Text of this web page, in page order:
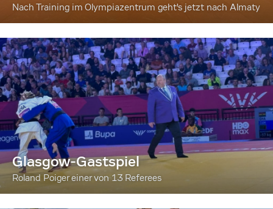
Nach Training im Olympiazentrum geht's jetzt nach Almaty
Glasgow-Gastspiel
Roland Poiger einer von 13 Referees